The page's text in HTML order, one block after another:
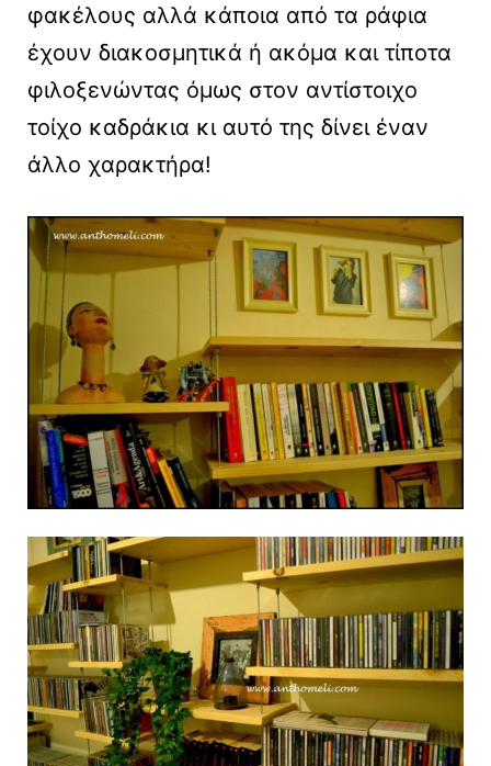
φακέλους αλλά κάποια από τα ράφια
έχουν διακοσμητικά ή ακόμα και τίποτα
φιλοξενώντας όμως στον αντίστοιχο
τοίχο καδράκια κι αυτό της δίνει έναν
άλλο χαρακτήρα!